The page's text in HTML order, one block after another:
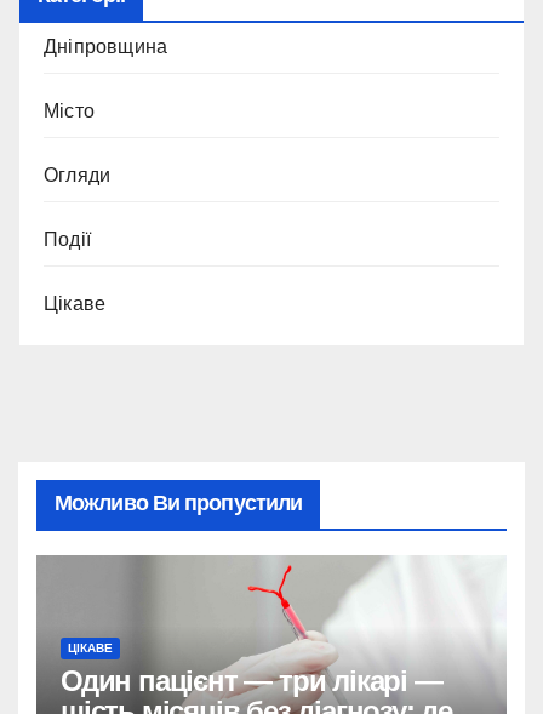
Дніпровщина
Місто
Огляди
Події
Цікаве
Можливо Ви пропустили
ЦІКАВЕ
Один пацієнт — три лікарі —